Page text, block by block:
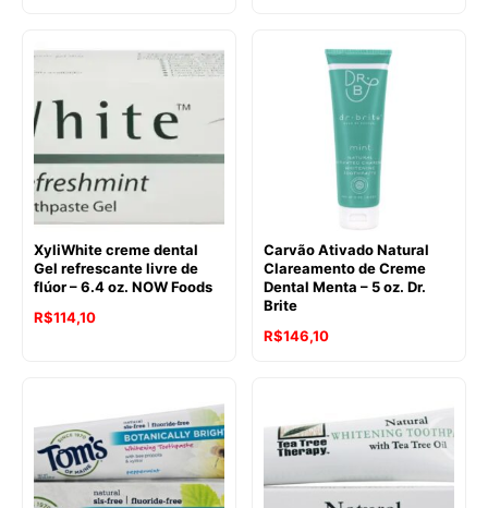
XyliWhite creme dental
Gel refrescante livre de
flúor – 6.4 oz. NOW Foods
O
R$149,64.
R$114,10O
R$114,10.
Carvão Ativado Natural
Clareamento de Creme
Dental Menta – 5 oz. Dr.
Brite
R$146,10